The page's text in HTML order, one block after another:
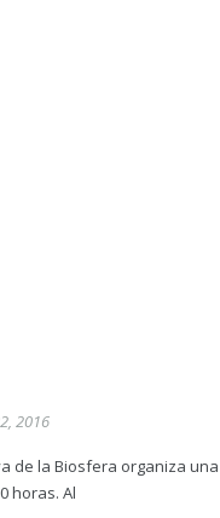
2016
de la Biosfera organiza
horas. Al